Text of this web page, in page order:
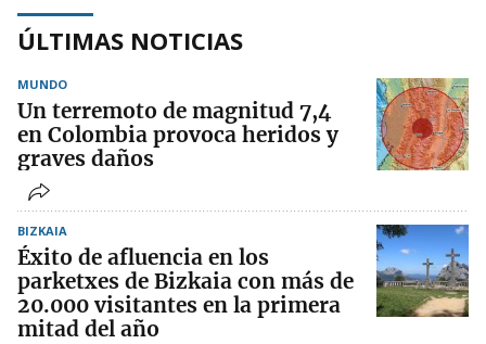
ÚLTIMAS NOTICIAS
MUNDO
Un terremoto de magnitud 7,4
en Colombia provoca heridos y
graves daños
BIZKAIA
Éxito de afluencia en los
parketxes de Bizkaia con más de
20.000 visitantes en la primera
mitad del año